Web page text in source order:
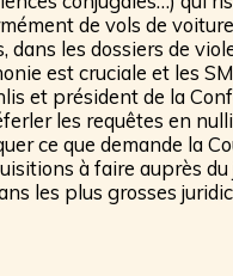
de vols de
dans les dossiers de
est cruciale et les
et président de la
les requêtes en
ce que demande la
à faire auprès
les plus grosses